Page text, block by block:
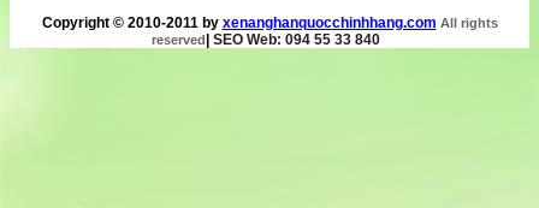
Copyright © 2010-2011 by xenanghanquocchinhhang.com All rights
reserved SEO Web: 094 55 33 840